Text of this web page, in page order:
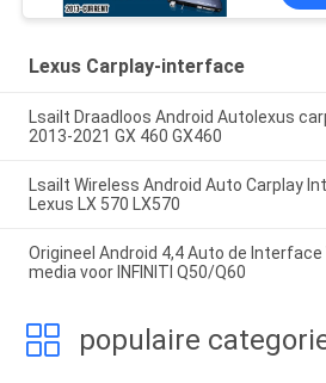
Lexus Carplay-interface
Lsailt Draadloos Android Autolexus
2013-2021 GX 460 GX460
Lsailt Wireless Android Auto Carplay
Lexus LX 570 LX570
Origineel Android 4,4 Auto de
media voor INFINITI Q50/Q60
populaire